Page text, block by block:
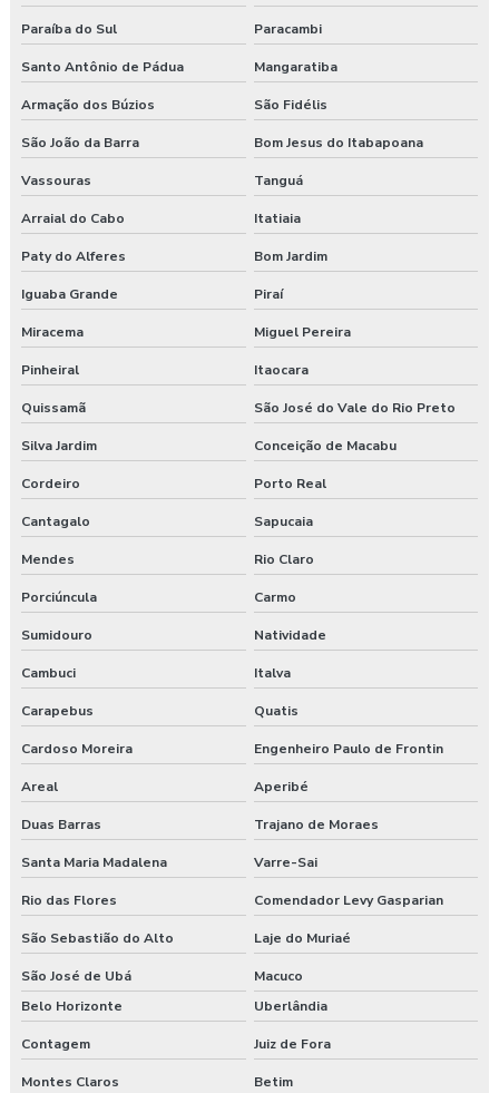
Curso de nr 17
Curso segurança do trabalho
Empresa de consultoria em saúde e segurança do trabalho
Empresa de consultoria segurança do trabalho
Empresa de consultoria técnico de segurança do trabalho
Empresa especializada em segurança do trabalho
Empresa de exame admissional
Empresa de exame demissional
Empresa de higiene ocupacional
Empresa de medicina no trabalho
Empresa de prestação de serviços de segurança do trabalho
Empresa prestadora de serviços de segurança do trabalho
Empresa que faz exame admissional
Empresa que faz pgr
Empresa de saúde e segurança do trabalho
Empresa de treinamento segurança do trabalho
Empresas de segurança e saúde do trabalho
Esocial para segurança do trabalho
Esocial segurança do trabalho empresas
Exame admissional guarapuava
Exame admissional em pinhão
Paraíba do Sul Paracambi
Santo Antônio de Pádua Mangaratiba
Armação dos Búzios São Fidélis
São João da Barra Bom Jesus do Itabapoana
Vassouras Tanguá
Arraial do Cabo Itatiaia
Paty do Alferes Bom Jardim
Iguaba Grande Piraí
Miracema Miguel Pereira
Pinheiral Itaocara
Quissamã São José do Vale do Rio Preto
Silva Jardim Conceição de Macabu
Cordeiro Porto Real
Cantagalo Sapucaia
Mendes Rio Claro
Porciúncula Carmo
Sumidouro Natividade
Cambuci Italva
Carapebus Quatis
Cardoso Moreira Engenheiro Paulo de Frontin
Areal Aperibé
Duas Barras Trajano de Moraes
Santa Maria Madalena Varre-Sai
Rio das Flores Comendador Levy Gasparian
São Sebastião do Alto Laje do Muriaé
São José de Ubá
Macuco
Belo Horizonte
Uberlândia
Contagem Juiz de Fora
Montes Claros Betim